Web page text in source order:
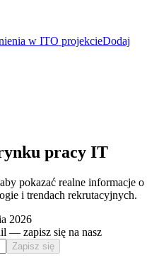
w ITO projekcieDodaj
pracy IT
pokazać realne informacje o
i trendach rekrutacyjnych.
2026
— zapisz się na nasz
Zapisz się